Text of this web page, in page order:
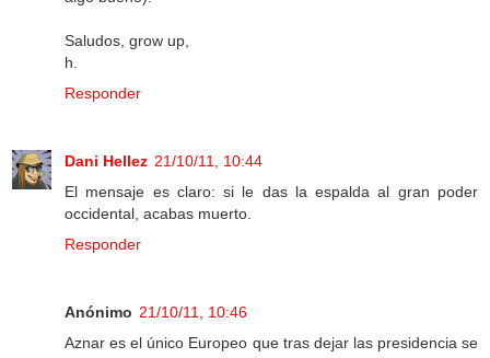
Saludos, grow up,
h.
Responder
Dani Hellez 21/10/11, 10:44
El mensaje es claro: si le das la espalda al gran poder
occidental, acabas muerto.
Responder
Anónimo 21/10/11, 10:46
Aznar es el único Europeo que tras dejar las presidencia se